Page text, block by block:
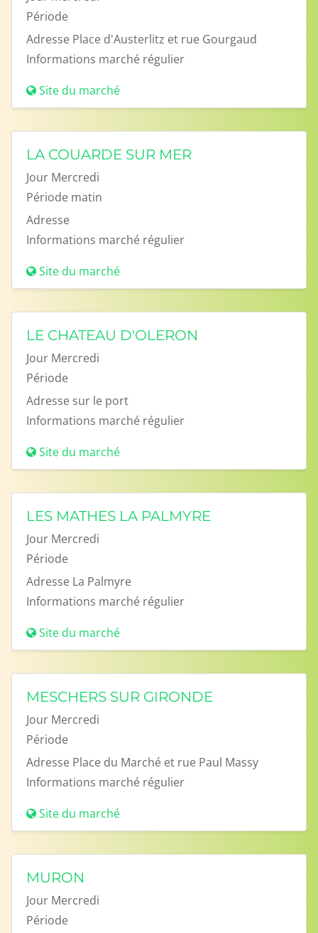
Période
Adresse Place d'Austerlitz et rue Gourgaud
Informations marché régulier
Site du marché
LA COUARDE SUR MER
Jour Mercredi
Période matin
Adresse
Informations marché régulier
Site du marché
LE CHATEAU D'OLERON
Jour Mercredi
Période
Adresse sur le port
Informations marché régulier
Site du marché
LES MATHES LA PALMYRE
Jour Mercredi
Période
Adresse La Palmyre
Informations marché régulier
Site du marché
MESCHERS SUR GIRONDE
Jour Mercredi
Période
Adresse Place du Marché et rue Paul Massy
Informations marché régulier
Site du marché
MURON
Jour Mercredi
Période